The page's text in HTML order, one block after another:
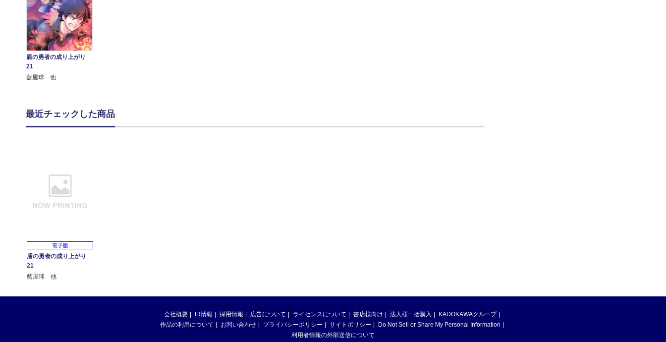
盾の勇者の成り上がり
21
藍屋球 他
最近チェックした商品
電子版
盾の勇者の成り上がり
21
藍屋球 他
会社概要 IR情報 採用情報 広告について ライセンスについて 書店様向け 法人様一括購入
KADOKAWAグループ
作品の利用について
お問い合わせ プライバシーポリシー サイトポリシー
Do Not Sell or Share My Personal Information
利用者情報の外部送信について